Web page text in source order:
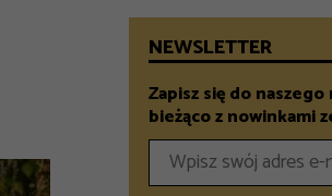
EVERYDAYNEWSLETTER
Zapisz się do
bieżąco z nowinkami